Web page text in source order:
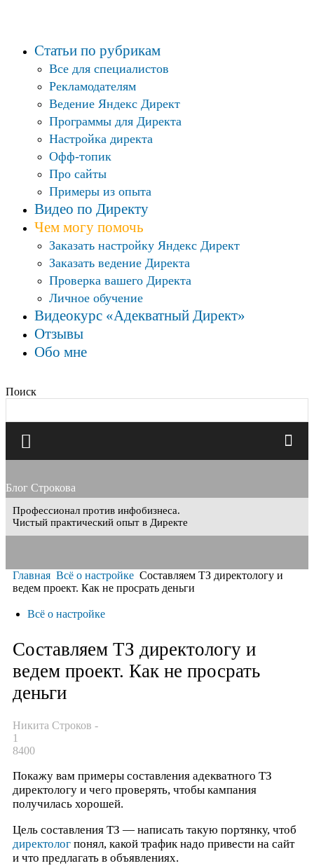
Статьи по рубрикам
Все для специалистов
Рекламодателям
Ведение Яндекс Директ
Программы для Директа
Настройка директа
Офф-топик
Про сайты
Примеры из опыта
Видео по Директу
Чем могу помочь
Заказать настройку Яндекс Директ
Заказать ведение Директа
Проверка вашего Директа
Личное обучение
Видеокурс «Адекватный Директ»
Отзывы
Обо мне
Поиск
Блог Строкова
Профессионал против инфобизнеса.
Чистый практический опыт в Директе
Главная Всё о настройке Составляем ТЗ директологу и
ведем проект. Как не просрать деньги
Всё о настройке
Составляем ТЗ директологу и
ведем проект. Как не просрать
деньги
Никита Строков -
1
8400
Покажу вам примеры составления адекватного ТЗ
директологу и чего проверять, чтобы кампания
получилась хорошей.
Цель составления ТЗ — написать такую портянку, чтоб
директолог понял, какой трафик надо привести на сайт
и что предлагать в объявлениях.